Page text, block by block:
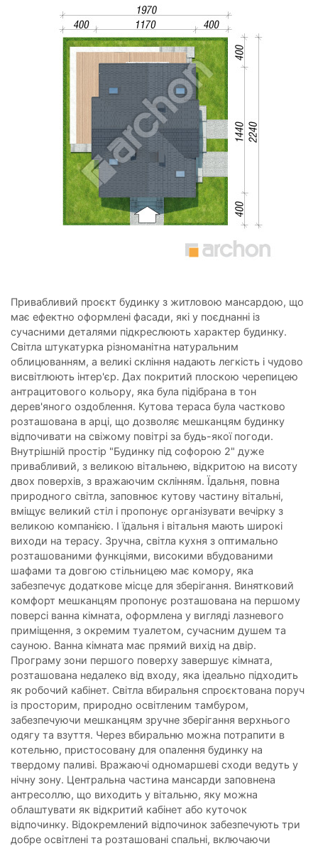
Привабливий проєкт будинку з житловою мансардою, що
має ефектно оформлені фасади, які у поєднанні із
сучасними деталями підкреслюють характер будинку.
Світла штукатурка різноманітна натуральним
облицюванням, а великі скління надають легкість і чудово
висвітлюють інтер'єр. Дах покритий плоскою черепицею
антрацитового кольору, яка була підібрана в тон
дерев'яного оздоблення. Кутова тераса була частково
розташована в арці, що дозволяє мешканцям будинку
відпочивати на свіжому повітрі за будь-якої погоди.
Внутрішній простір "Будинку під софорою 2" дуже
привабливий, з великою вітальнею, відкритою на висоту
двох поверхів, з вражаючим склінням. Їдальня, повна
природного світла, заповнює кутову частину вітальні,
вміщує великий стіл і пропонує організувати вечірку з
великою компанією. І їдальня і вітальня мають широкі
виходи на терасу. Зручна, світла кухня з оптимально
розташованими функціями, високими вбудованими
шафами та довгою стільницею має комору, яка
забезпечує додаткове місце для зберігання. Винятковий
комфорт мешканцям пропонує розташована на першому
поверсі ванна кімната, оформлена у вигляді лазневого
приміщення, з окремим туалетом, сучасним душем та
сауною. Ванна кімната має прямий вихід на двір.
Програму зони першого поверху завершує кімната,
розташована недалеко від входу, яка ідеально підходить
як робочий кабінет. Світла вбиральня спроєктована поруч
із просторим, природно освітленим тамбуром,
забезпечуючи мешканцям зручне зберігання верхнього
одягу та взуття. Через вбиральню можна потрапити в
котельню, пристосовану для опалення будинку на
твердому паливі. Вражаючі одномаршеві сходи ведуть у
нічну зону. Центральна частина мансарди заповнена
антресоллю, що виходить у вітальню, яку можна
облаштувати як відкритий кабінет або куточок
відпочинку. Відокремлений відпочинок забезпечують три
добре освітлені та розташовані спальні, включаючи